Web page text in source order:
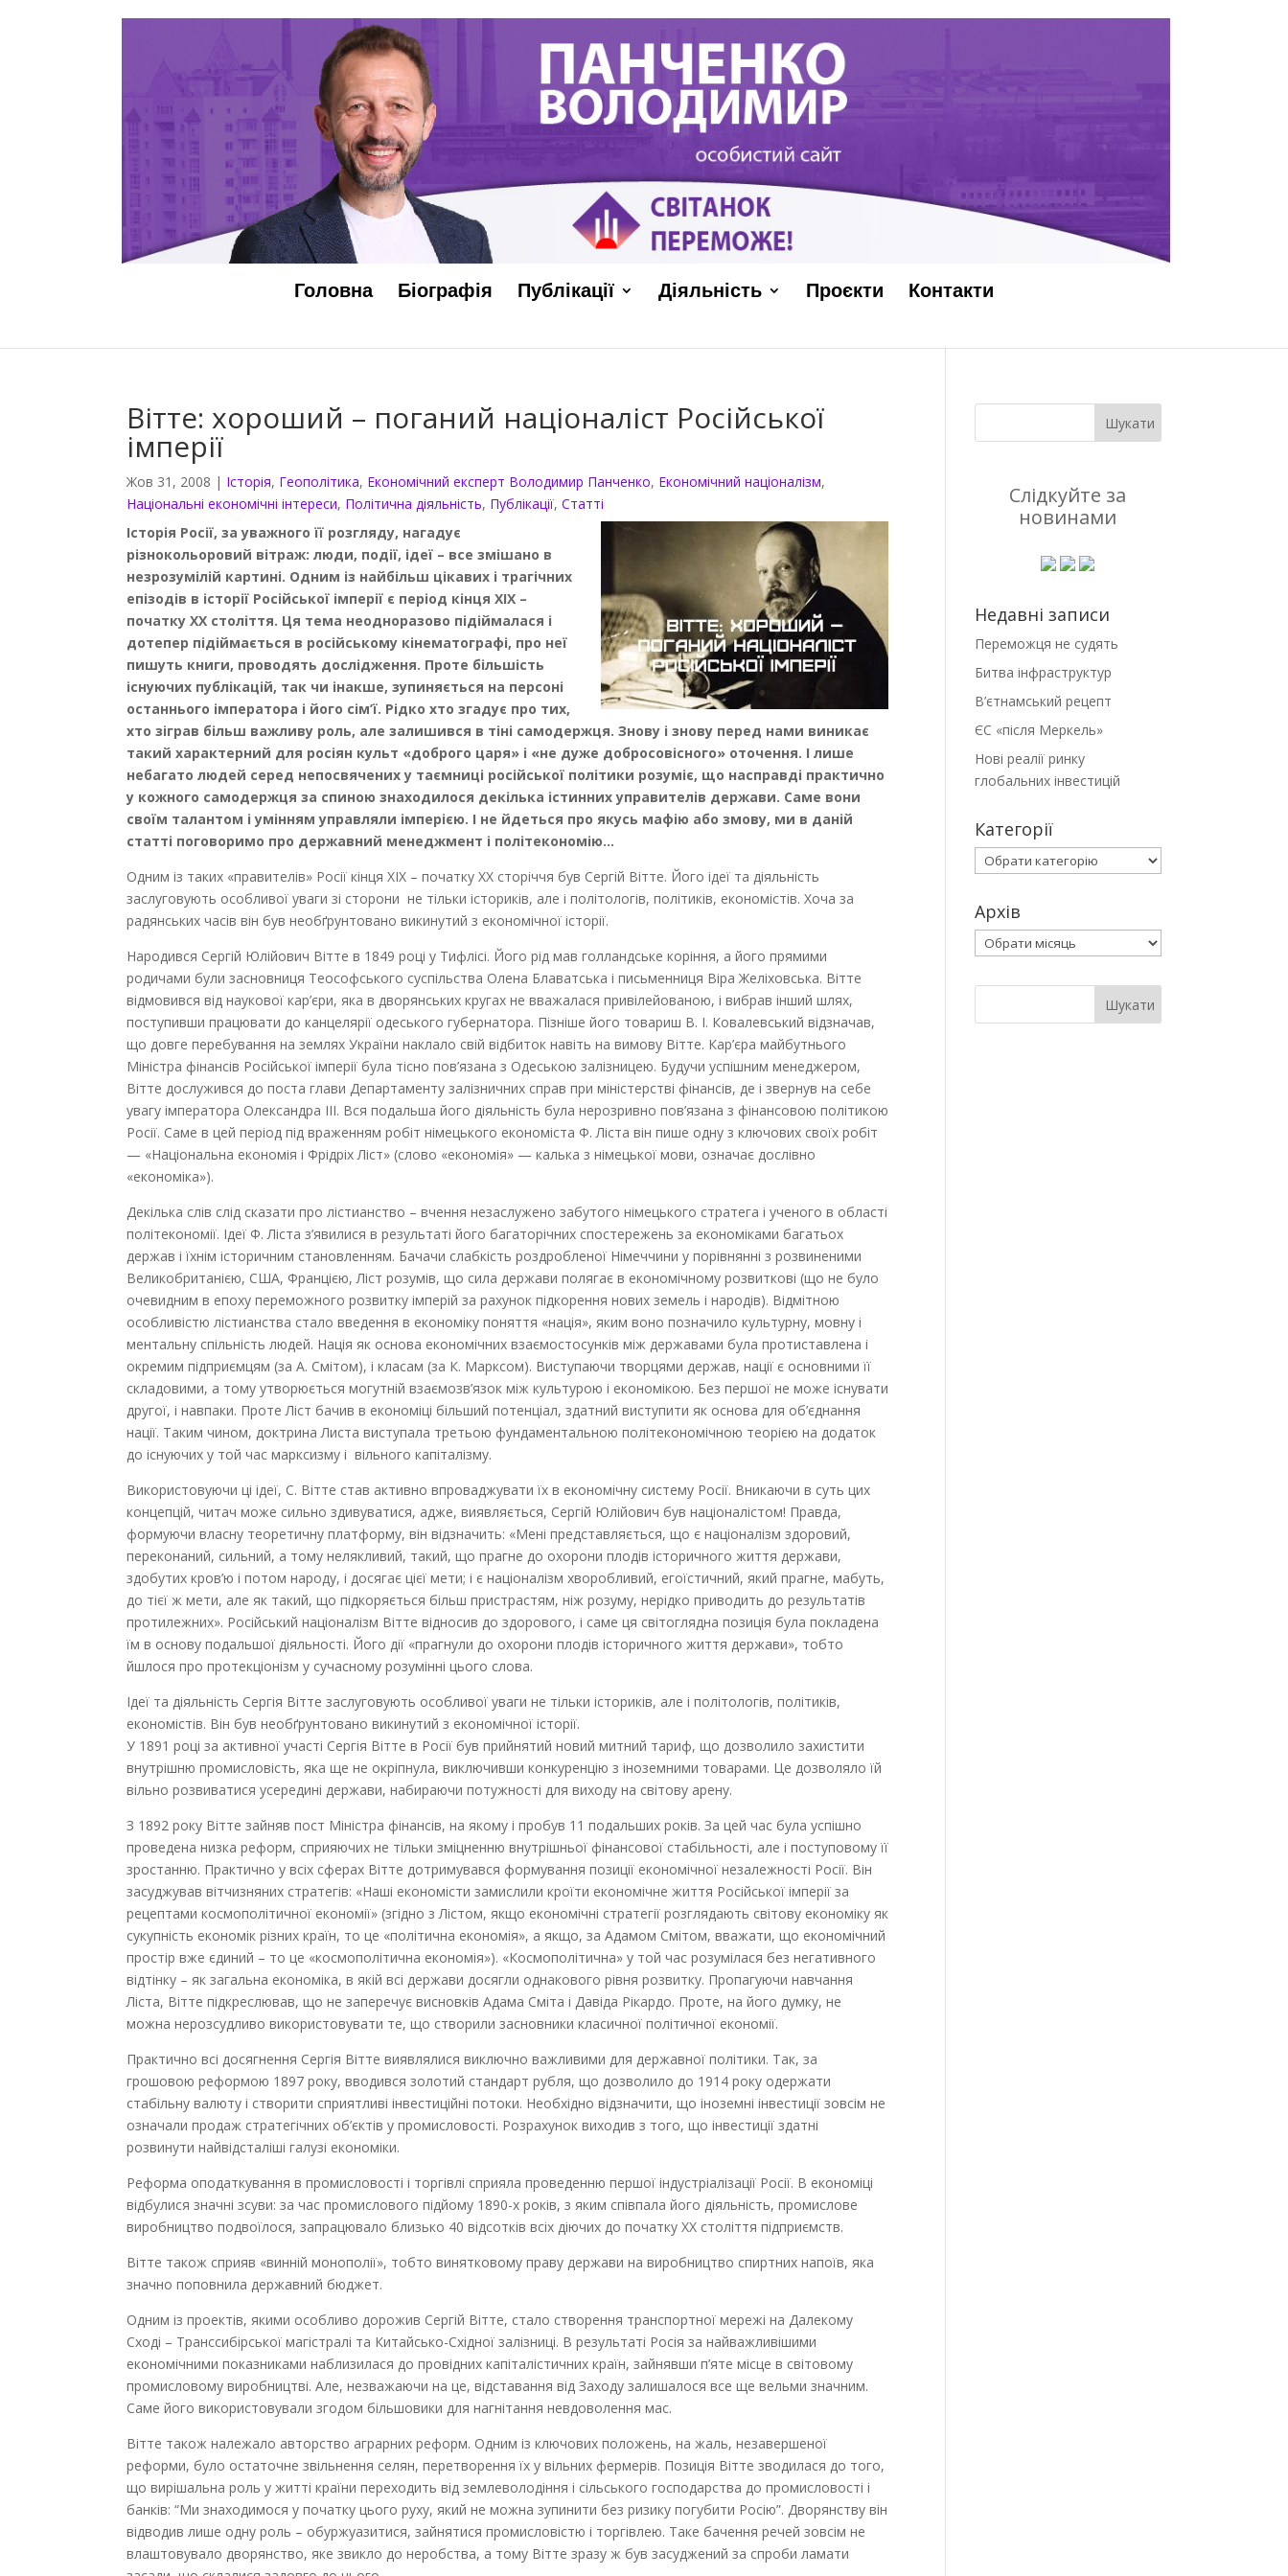
Головна Біографія Публікації Діяльність Проєкти Контакти
Вітте: хороший – поганий націоналіст Російської
імперії
Жов 31, 2008 | Історія, Геополітика, Економічний експерт Володимир Панченко, Економічний націоналізм,
Національні економічні інтереси, Політична діяльність, Публікації, Статті
Історія Росії, за уважного її розгляду, нагадує
різнокольоровий вітраж: люди, події, ідеї – все змішано в
незрозумілій картині. Одним із найбільш цікавих і трагічних
епізодів в історії Російської імперії є період кінця XIX –
початку XX століття. Ця тема неодноразово підіймалася і
дотепер підіймається в російському кінематографі, про неї
пишуть книги, проводять дослідження. Проте більшість
існуючих публікацій, так чи інакше, зупиняється на персоні
останнього імператора і його сім’ї. Рідко хто згадує про тих,
хто зіграв більш важливу роль, але залишився в тіні самодержця. Знову і знову перед нами виникає
такий характерний для росіян культ «доброго царя» і «не дуже добросовісного» оточення. І лише
небагато людей серед непосвячених у таємниці російської політики розуміє, що насправді практично
у кожного самодержця за спиною знаходилося декілька істинних управителів держави. Саме вони
своїм талантом і умінням управляли імперією. І не йдеться про якусь мафію або змову, ми в даній
статті поговоримо про державний менеджмент і політекономію…
Одним із таких «правителів» Росії кінця XIX – початку XX сторіччя був Сергій Вітте. Його ідеї та діяльність
заслуговують особливої уваги зі сторони не тільки істориків, але і політологів, політиків, економістів. Хоча за
радянських часів він був необґрунтовано викинутий з економічної історії.
Народився Сергій Юлійович Вітте в 1849 році у Тифлісі. Його рід мав голландське коріння, а його прямими
родичами були засновниця Теософського суспільства Олена Блаватська і письменниця Віра Желіховська. Вітте
відмовився від наукової кар’єри, яка в дворянських кругах не вважалася привілейованою, і вибрав інший шлях,
поступивши працювати до канцелярії одеського губернатора. Пізніше його товариш В. І. Ковалевський відзначав,
що довге перебування на землях України наклало свій відбиток навіть на вимову Вітте. Кар’єра майбутнього
Міністра фінансів Російської імперії була тісно пов’язана з Одеською залізницею. Будучи успішним менеджером,
Вітте дослужився до поста глави Департаменту залізничних справ при міністерстві фінансів, де і звернув на себе
увагу імператора Олександра III. Вся подальша його діяльність була нерозривно пов’язана з фінансовою політикою
Росії. Саме в цей період під враженням робіт німецького економіста Ф. Ліста він пише одну з ключових своїх робіт
— «Національна економія і Фрідріх Ліст» (слово «економія» — калька з німецької мови, означає дослівно
«економіка»).
Декілька слів слід сказати про лістианство – вчення незаслужено забутого німецького стратега і ученого в області
політекономії. Ідеї Ф. Ліста з’явилися в результаті його багаторічних спостережень за економіками багатьох
держав і їхнім історичним становленням. Бачачи слабкість роздробленої Німеччини у порівнянні з розвиненими
Великобританією, США, Францією, Ліст розумів, що сила держави полягає в економічному розвиткові (що не було
очевидним в епоху переможного розвитку імперій за рахунок підкорення нових земель і народів). Відмітною
особливістю лістианства стало введення в економіку поняття «нація», яким воно позначило культурну, мовну і
ментальну спільність людей. Нація як основа економічних взаємостосунків між державами була протиставлена і
окремим підприємцям (за А. Смітом), і класам (за К. Марксом). Виступаючи творцями держав, нації є основними її
складовими, а тому утворюється могутній взаємозв’язок між культурою і економікою. Без першої не може існувати
другої, і навпаки. Проте Ліст бачив в економіці більший потенціал, здатний виступити як основа для об’єднання
нації. Таким чином, доктрина Листа виступала третьою фундаментальною політекономічною теорією на додаток
до існуючих у той час марксизму і вільного капіталізму.
Використовуючи ці ідеї, С. Вітте став активно впроваджувати їх в економічну систему Росії. Вникаючи в суть цих
концепцій, читач може сильно здивуватися, адже, виявляється, Сергій Юлійович був націоналістом! Правда,
формуючи власну теоретичну платформу, він відзначить: «Мені представляється, що є націоналізм здоровий,
переконаний, сильний, а тому нелякливий, такий, що прагне до охорони плодів історичного життя держави,
здобутих кров’ю і потом народу, і досягає цієї мети; і є націоналізм хворобливий, егоїстичний, який прагне, мабуть,
до тієї ж мети, але як такий, що підкоряється більш пристрастям, ніж розуму, нерідко приводить до результатів
протилежних». Російський націоналізм Вітте відносив до здорового, і саме ця світоглядна позиція була покладена
їм в основу подальшої діяльності. Його дії «прагнули до охорони плодів історичного життя держави», тобто
йшлося про протекціонізм у сучасному розумінні цього слова.
Ідеї та діяльність Сергія Вітте заслуговують особливої уваги не тільки істориків, але і політологів, політиків,
економістів. Він був необґрунтовано викинутий з економічної історії.
У 1891 році за активної участі Сергія Вітте в Росії був прийнятий новий митний тариф, що дозволило захистити
внутрішню промисловість, яка ще не окріпнула, виключивши конкуренцію з іноземними товарами. Це дозволяло їй
вільно розвиватися усередині держави, набираючи потужності для виходу на світову арену.
З 1892 року Вітте зайняв пост Міністра фінансів, на якому і пробув 11 подальших років. За цей час була успішно
проведена низка реформ, сприяючих не тільки зміцненню внутрішньої фінансової стабільності, але і поступовому її
зростанню. Практично у всіх сферах Вітте дотримувався формування позиції економічної незалежності Росії. Він
засуджував вітчизняних стратегів: «Наші економісти замислили кроїти економічне життя Російської імперії за
рецептами космополітичної економії» (згідно з Лістом, якщо економічні стратегії розглядають світову економіку як
сукупність економік різних країн, то це «політична економія», а якщо, за Адамом Смітом, вважати, що економічний
простір вже єдиний – то це «космополітична економія»). «Космополітична» у той час розумілася без негативного
відтінку – як загальна економіка, в якій всі держави досягли однакового рівня розвитку. Пропагуючи навчання
Ліста, Вітте підкреслював, що не заперечує висновків Адама Сміта і Давіда Рікардо. Проте, на його думку, не
можна нерозсудливо використовувати те, що створили засновники класичної політичної економії.
Практично всі досягнення Сергія Вітте виявлялися виключно важливими для державної політики. Так, за
грошовою реформою 1897 року, вводився золотий стандарт рубля, що дозволило до 1914 року одержати
стабільну валюту і створити сприятливі інвестиційні потоки. Необхідно відзначити, що іноземні інвестиції зовсім не
означали продаж стратегічних об’єктів у промисловості. Розрахунок виходив з того, що інвестиції здатні
розвинути найвідсталіші галузі економіки.
Реформа оподаткування в промисловості і торгівлі сприяла проведенню першої індустріалізації Росії. В економіці
відбулися значні зсуви: за час промислового підйому 1890-х років, з яким співпала його діяльність, промислове
виробництво подвоїлося, запрацювало близько 40 відсотків всіх діючих до початку ХХ століття підприємств.
Вітте також сприяв «винній монополії», тобто винятковому праву держави на виробництво спиртних напоїв, яка
значно поповнила державний бюджет.
Одним із проектів, якими особливо дорожив Сергій Вітте, стало створення транспортної мережі на Далекому
Сході – Транссибірської магістралі та Китайсько-Східної залізниці. В результаті Росія за найважливішими
економічними показниками наблизилася до провідних капіталістичних країн, зайнявши п’яте місце в світовому
промисловому виробництві. Але, незважаючи на це, відставання від Заходу залишалося все ще вельми значним.
Саме його використовували згодом більшовики для нагнітання невдоволення мас.
Вітте також належало авторство аграрних реформ. Одним із ключових положень, на жаль, незавершеної
реформи, було остаточне звільнення селян, перетворення їх у вільних фермерів. Позиція Вітте зводилася до того,
що вирішальна роль у житті країни переходить від землеволодіння і сільського господарства до промисловості і
банків: “Ми знаходимося у початку цього руху, який не можна зупинити без ризику погубити Росію”. Дворянству він
відводив лише одну роль – обуржуазитися, зайнятися промисловістю і торгівлею. Таке бачення речей зовсім не
влаштовувало дворянство, яке звикло до неробства, а тому Вітте зразу ж був засуджений за спроби ламати
Слідкуйте за
новинами
Недавні записи
Переможця не судять
Битва інфраструктур
В’єтнамський рецепт
ЄС «після Меркель»
Нові реалії ринку
глобальних інвестицій
Категорії
Категорії
Архів
Архів